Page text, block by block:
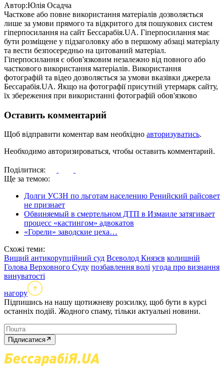
Автор:Юлія Осадча
Часткове або повне використання матеріалів дозволяється
лише за умови прямого та відкритого для пошукових систем
гіперпосилання на сайт Бессарабія.UA. Гіперпосилання має
бути розміщене у підзаголовку або в першому абзаці матеріалу
та вести безпосередньо на цитований матеріал.
Гіперпосилання є обов'язковим незалежно від повного або
часткового використання матеріалів. Використання
фотографій та відео дозволяється за умови вказівки джерела
Бессарабія.UA. Якщо на фотографії присутній утермарк сайту,
їх збереження при використанні фотографій обов'язково
Оставить комментарий
Щоб відправити коментар вам необхідно авторизуватись.
Необходимо авторизироваться, чтобы оставить комментарий.
Поділитися:
Ще за темою:
Долги УСЗН по льготам населению Ренийский райсовет
не признает
Обвиняемый в смертельном ДТП в Измаиле затягивает
процесс «кастингом» адвокатов
«Горели» заводские цеха…
Схожі теми:
Вищий антикорупційний суд Всеволод Князєв колишній
Голова Верховного Суду позбавлення волі угода про визнання
винуватості
нагору
Підпишись на нашу щотижневу розсилку, щоб бути в курсі
останніх подій. Жодного спаму, тільки актуальні новини.
Підписатися